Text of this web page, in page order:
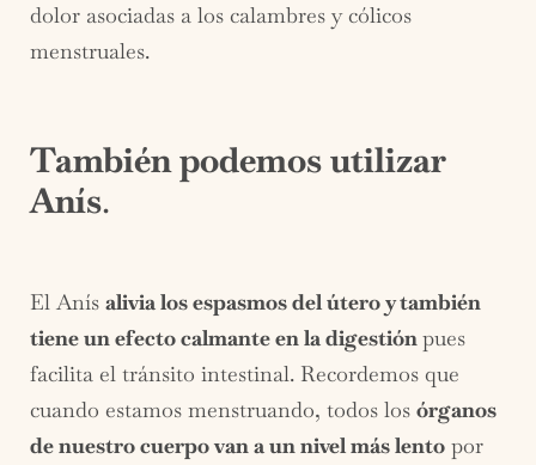
dolor asociadas a los calambres y cólicos
menstruales.
También podemos utilizar
Anís.
El Anís alivia los espasmos del útero y también
tiene un efecto calmante en la digestiónpues
facilita el tránsito intestinal. Recordemos que
cuando estamos menstruando, todos los órganos
de nuestro cuerpo van a un nivel más lento por